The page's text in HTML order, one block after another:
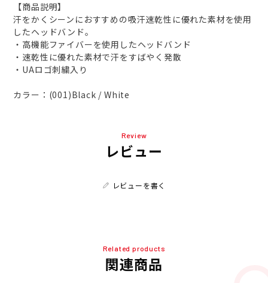
【商品説明】
汗をかくシーンにおすすめの吸汗速乾性に優れた素材を使用
したヘッドバンド。
・高機能ファイバーを使用したヘッドバンド
・速乾性に優れた素材で汗をすばやく発散
・UAロゴ刺繍入り
カラー：(001)Black / White
Review
レビュー
レビューを書く
Related products
関連商品